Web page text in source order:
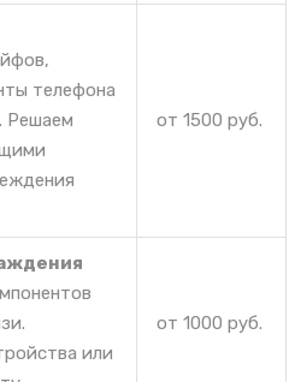
телефона
Решаем
от 1500 руб.
или
от 1000 руб.